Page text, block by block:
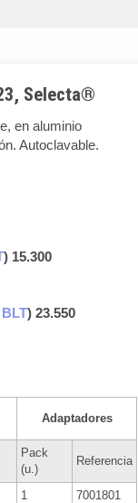
Selecta®
en aluminio
Autoclavable.
) 15.300
) 23.550
Adaptadores
Pack
(u.)
Referencia
1 7001801